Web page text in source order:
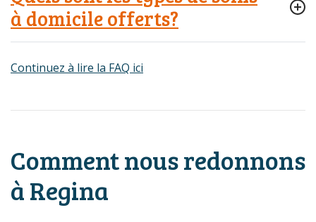
à domicile offerts?
Continuez à lire la FAQ ici
Comment nous redonnons
à Regina